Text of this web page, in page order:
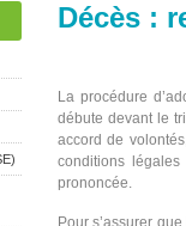
Décès :
La procédure
débute devant le
accord de
conditions
prononcée.